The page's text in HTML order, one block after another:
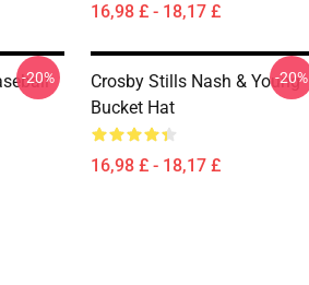
16,98 £ - 18,17 £
-20%
Crosby Stills Nash & Young
Bucket Hat
16,98 £ - 18,17 £
-20%